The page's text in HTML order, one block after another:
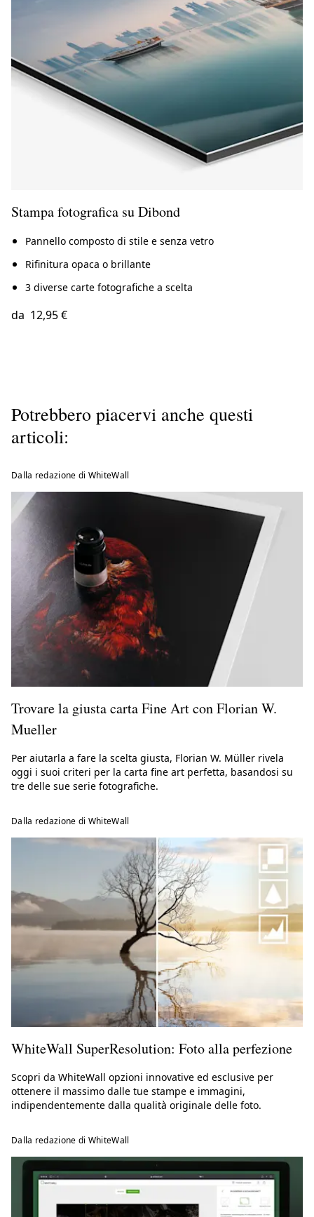
Stampa fotografica su Dibond
Pannello composto di stile e senza vetro
Rifinitura opaca o brillante
3 diverse carte fotografiche a scelta
da 12,95 €
Potrebbero piacervi anche questi
articoli:
Dalla redazione di WhiteWall
Trovare la giusta carta Fine Art con Florian W.
Mueller
Per aiutarla a fare la scelta giusta, Florian W. Müller rivela
oggi i suoi criteri per la carta fine art perfetta, basandosi su
tre delle sue serie fotografiche.
Dalla redazione di WhiteWall
WhiteWall SuperResolution: Foto alla perfezione
Scopri da WhiteWall opzioni innovative ed esclusive per
ottenere il massimo dalle tue stampe e immagini,
indipendentemente dalla qualità originale delle foto.
Dalla redazione di WhiteWall